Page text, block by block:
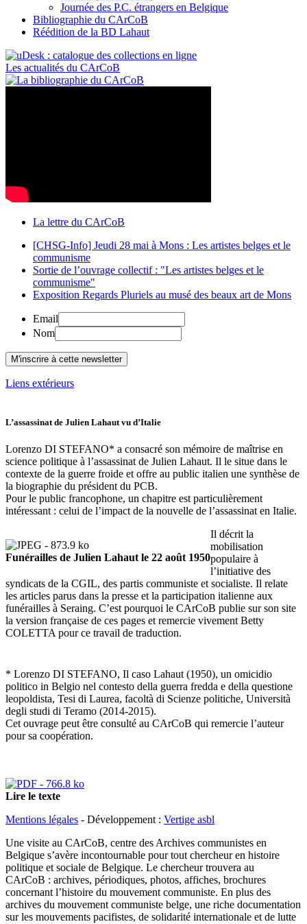
Journée des P.C. étrangers en Belgique
Bibliographie du CArCoB
Réédition de la BD Lahaut
Les actualités du CArCoB
La lettre du CArCoB
[CHSG-Info] Jeudi 28 mai à Mons : Les artistes belges et le
communisme
Sortie de l’ouvrage collectif : "Les artistes belges et le
communisme"
Exposition Regards Pluriels au musé des beaux art de Mons
Email
Nom
Liens extérieurs
L’assassinat de Julien Lahaut vu d’Italie
Lorenzo DI STEFANO* a consacré son mémoire de maîtrise en
science politique à l’assassinat de Julien Lahaut. Il le situe dans le
contexte de la guerre froide et offre au public italien une synthèse de
la biographie du président du PCB.
Pour le public francophone, un chapitre est particulièrement
intéressant : celui de l’impact de la nouvelle de l’assassinat en Italie.
Funérailles de Julien Lahaut le 22 août 1950
Il décrit la
mobilisation
populaire à
l’initiative des
syndicats de la CGIL, des partis communiste et socialiste. Il relate
les articles parus dans la presse et la participation italienne aux
funérailles à Seraing. C’est pourquoi le CArCoB publie sur son site
la version française de ces pages et remercie vivement Betty
COLETTA pour ce travail de traduction.
* Lorenzo DI STEFANO, Il caso Lahaut (1950), un omicidio
politico in Belgio nel contesto della guerra fredda e della questione
leopoldista, Tesi di Laurea, facoltà di Scienze politiche, Università
degli studi di Teramo (2014-2015).
Cet ouvrage peut être consulté au CArCoB qui remercie l’auteur
pour sa coopération.
Lire le texte
Mentions légales - Développement : Vertige asbl
Une visite au CArCoB, centre des Archives communistes en
Belgique s’avère incontournable pour tout chercheur en histoire
politique et sociale de Belgique. Le chercheur trouvera au
CArCoB : archives, périodiques, photos, affiches, brochures
concernant l’histoire du mouvement communiste. En plus des
archives du mouvement communiste belge, une riche documentation
sur les mouvements pacifistes, de solidarité internationale et de lutte